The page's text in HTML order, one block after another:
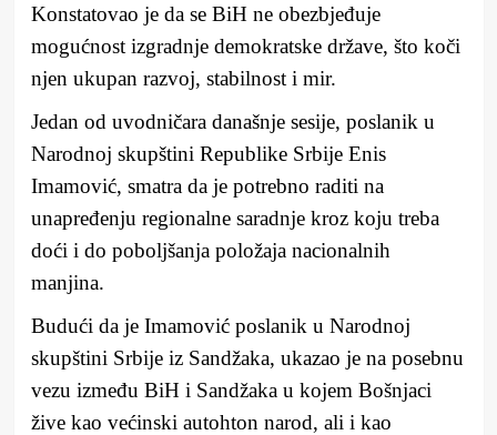
Konstatovao je da se BiH ne obezbjeđuje
mogućnost izgradnje demokratske države, što koči
njen ukupan razvoj, stabilnost i mir.
Jedan od uvodničara današnje sesije, poslanik u
Narodnoj skupštini Republike Srbije Enis
Imamović, smatra da je potrebno raditi na
unapređenju regionalne saradnje kroz koju treba
doći i do poboljšanja položaja nacionalnih
manjina.
Budući da je Imamović poslanik u Narodnoj
skupštini Srbije iz Sandžaka, ukazao je na posebnu
vezu između BiH i Sandžaka u kojem Bošnjaci
žive kao većinski autohton narod, ali i kao